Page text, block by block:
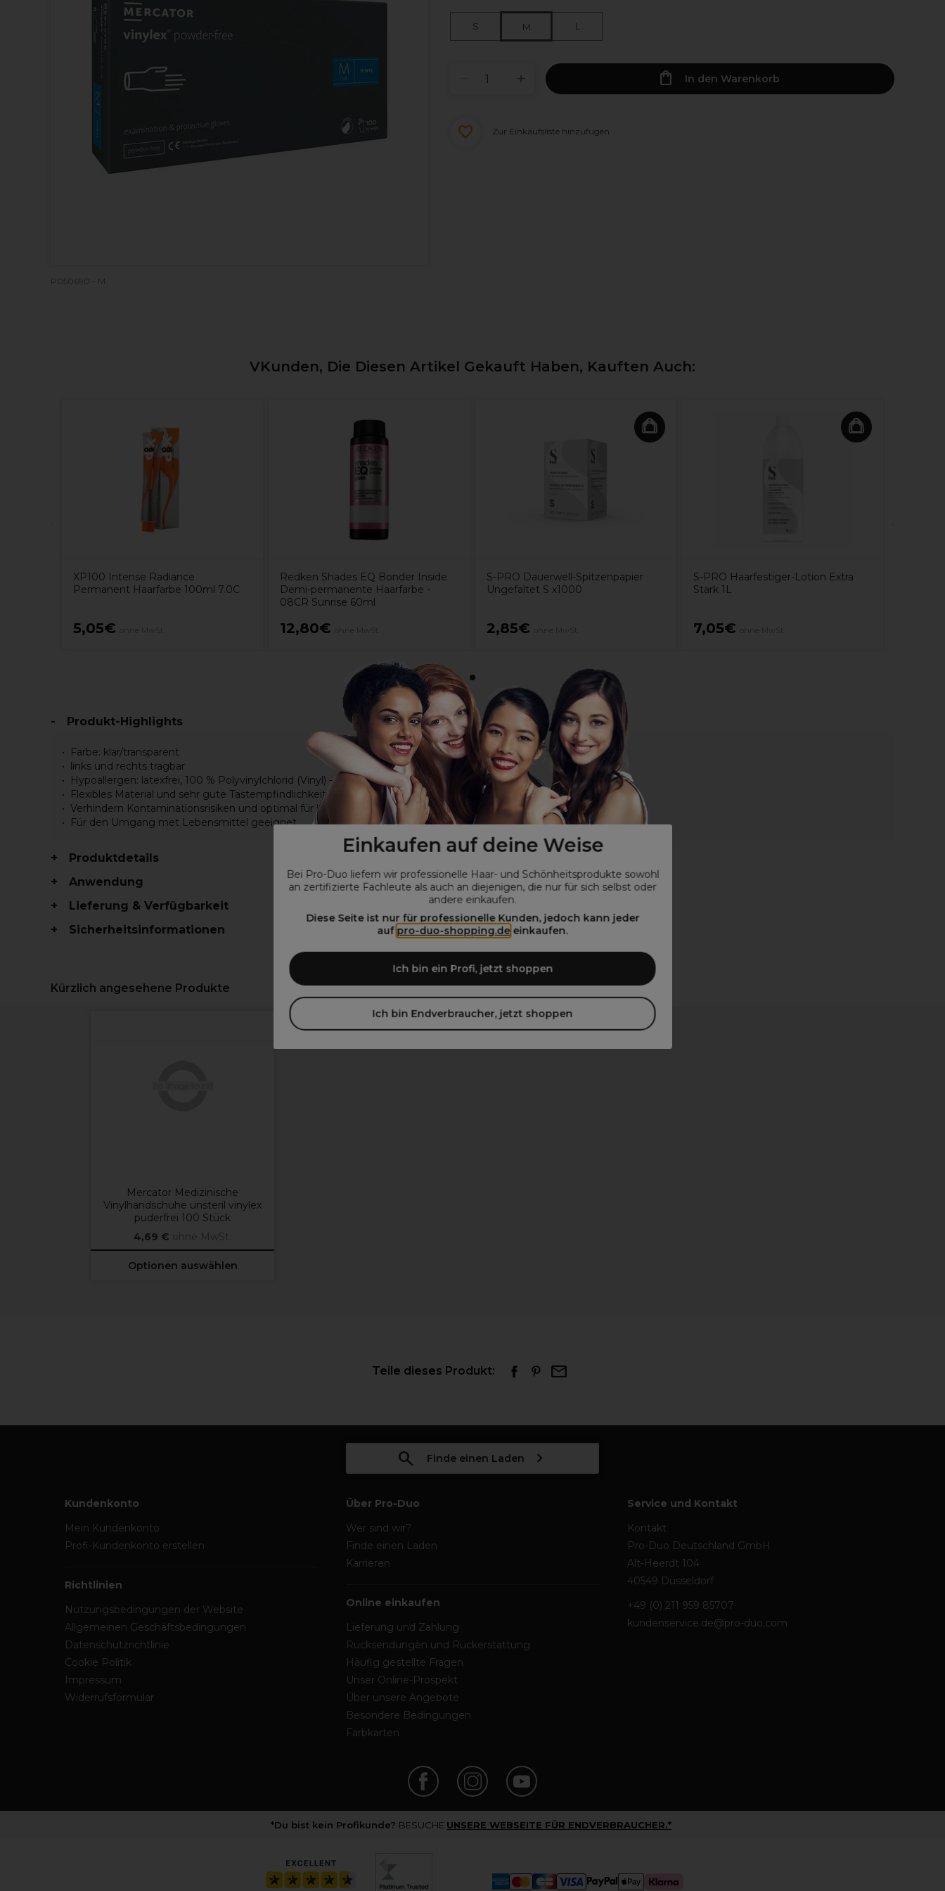
Einkaufen auf deine Weise
Bei Pro-Duo liefern wir professionelle Haar- und Schönheitsprodukte sowohl
an zertifizierte Fachleute als auch an diejenigen, die nur für sich selbst oder
andere einkaufen.
Diese Seite ist nur für professionelle Kunden, jedoch kann jeder
auf pro-duo-shopping.deeinkaufen.
Ich bin ein Profi, jetzt shoppen
Ich bin Endverbraucher, jetzt shoppen
P050690 - M
S M L
In den Warenkorb
Zur Einkaufsliste hinzufügen
VKunden, Die Diesen Artikel Gekauft Haben, Kauften Auch:
XP100 Intense Radiance
Permanent Haarfarbe 100ml 7.0C
5,05€
Redken Shades EQ Bonder Inside
Demi-permanente Haarfarbe -
08CR Sunrise 60ml
12,80€
S-PRO Dauerwell-Spitzenpapier
Ungefaltet S x1000
2,85€
S-PRO Haarfestiger-Lotion Extra
Stark 1L
7,05€
Produkt-Highlights
Farbe: klar/transparent
links und rechts tragbar
Hypoallergen: latexfrei, 100 % Polyvinylchlorid (Vinyl) – PU-Beschichtung auf der Innenseite
Flexibles Material und sehr gute Tastempfindlichkeit
Verhindern Kontaminationsrisiken und optimal für hygienische Pflegeaufgaben geeignet
Für den Umgang met Lebensmittel geeignet
Produktdetails
Anwendung
Lieferung & Verfügbarkeit
Sicherheitsinformationen
Kürzlich angesehene Produkte
Mercator Medizinische
Vinylhandschuhe unsteril vinylex
puderfrei 100 Stück
4,69 € ohne MwSt.
Optionen auswählen
Teile dieses Produkt:
Finde einen Laden
Kundenkonto
Mein Kundenkonto
Profi-Kundenkonto erstellen
Richtlinien
Nutzungsbedingungen der Website
Allgemeinen Geschäftsbedingungen
Datenschutzrichtlinie
Cookie Politik
Impressum
Widerrufsformular
Über Pro-Duo
Wer sind wir?
Finde einen Laden
Karrieren
Online einkaufen
Lieferung und Zahlung
Rücksendungen und Rückerstattung
Häufig gestellte Fragen
Unser Online-Prospekt
Über unsere Angebote
Besondere Bedingungen
Farbkarten
Service und Kontakt
Kontakt
Pro-Duo Deutschland GmbH
Alt-Heerdt 104
40549 Düsseldorf
+49 (0) 211 959 85707
kundenservice.de@pro-duo.com
*Du bist kein Profikunde? BESUCHE UNSERE WEBSEITE FÜR ENDVERBRAUCHER.*